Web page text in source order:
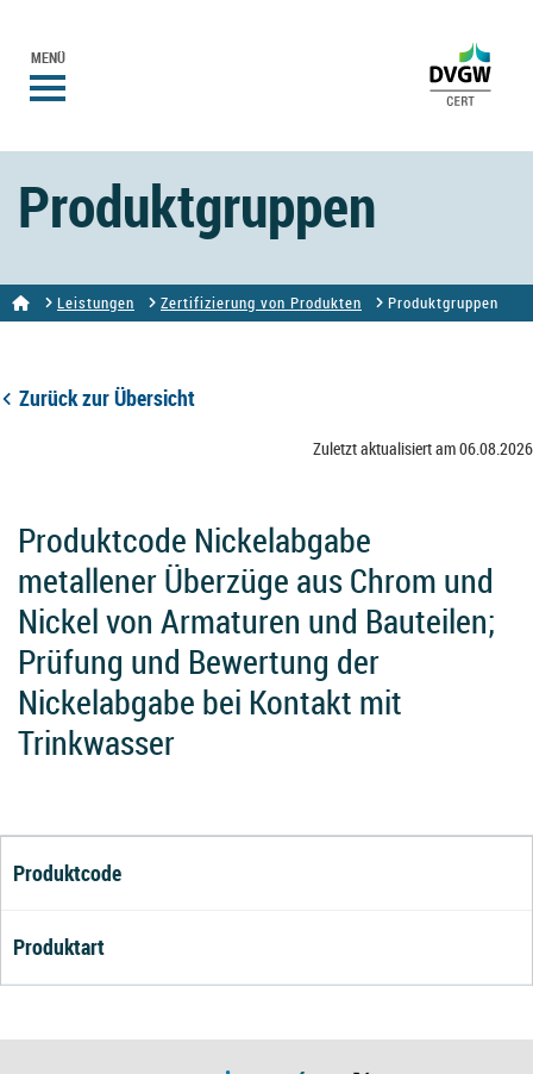
MENÜ
Produktgruppen
Leistungen Zertifizierung von Produkten Produktgruppen
Zurück zur Übersicht
Zuletzt aktualisiert am 06.08.2026
Produktcode Nickelabgabe
metallener Überzüge aus Chrom und
Nickel von Armaturen und Bauteilen;
Prüfung und Bewertung der
Nickelabgabe bei Kontakt mit
Trinkwasser
Produktcode
Produktart